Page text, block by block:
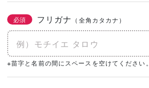
必須 フリガナ （全角カタカナ）
※苗字と名前の間にスペースを空けてください。